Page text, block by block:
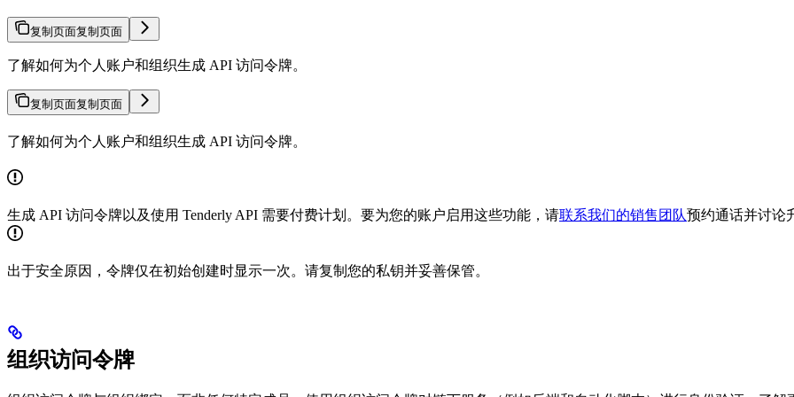
复制页面复制页面
了解如何为个人账户和组织生成 API 访问令牌。
复制页面复制页面
了解如何为个人账户和组织生成 API 访问令牌。
生成 API 访问令牌以及使用 Tenderly API 需要付费计划。要为您的账户启用这些功能，请联系我们的销售团队预约通话并讨论
出于安全原因，令牌仅在初始创建时显示一次。请复制您的私钥并妥善保管。
组织访问令牌